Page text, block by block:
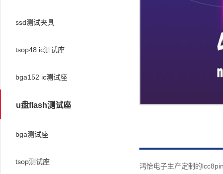
鸿怡电子生产定制的
ssd测试夹具
tsop48 ic测试座
bga152 ic测试座
u盘flash测试座
bga测试座
tsop测试座